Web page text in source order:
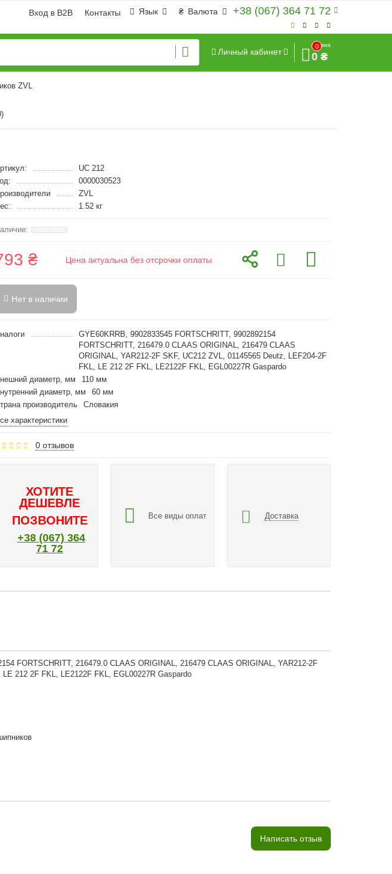
+38 (067) 364 71 72
₴ Валюта
Язык
Вход в B2B Контакты
Личный кабинет
0
Сумма
0 ₴
ZVL
UC 212
0000030523
ZVL
1.52 кг
₴ Цена актуальна без отсрочки оплаты
Нет в наличии
GYE60KRRB, 9902833545 FORTSCHRITT, 9902892154
FORTSCHRITT, 216479.0 CLAAS ORIGINAL, 216479 CLAAS
ORIGINAL, YAR212-2F SKF, UC212 ZVL, 01145565 Deutz, LEF204-2F
FKL, LE 212 2F FKL, LE2122F FKL, EGL00227R Gaspardo
диаметр, мм
110 мм
диаметр, мм
60 мм
производитель
Словакия
характеристики
0 отзывов
ХОТИТЕ
ДЕШЕВЛЕ
ПОЗВОНИТЕ
+38 (067) 364
71 72
Все виды оплат Доставка
FORTSCHRITT, 216479.0 CLAAS ORIGINAL, 216479 CLAAS ORIGINAL, YAR212-2F
212 2F FKL, LE2122F FKL, EGL00227R Gaspardo
Написать отзыв